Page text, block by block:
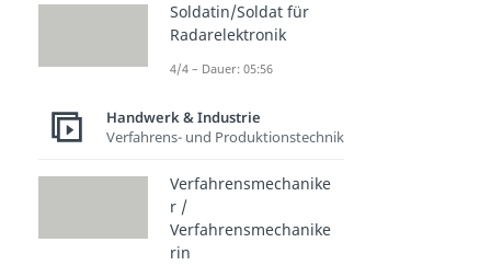
Soldatin/Soldat für
Radarelektronik
4/4 – Dauer: 05:56
Handwerk & Industrie
Verfahrens- und Produktionstechnik
Verfahrensmechanike
r /
Verfahrensmechanike
rin